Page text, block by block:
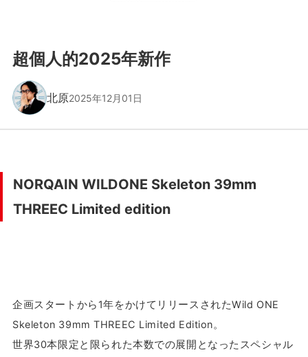
超個人的2025年新作
北原2025年12月01日
NORQAIN WILDONE Skeleton 39mm
THREEC Limited edition
企画スタートから1年をかけてリリースされたWild ONE
Skeleton 39mm THREEC Limited Edition。
世界30本限定と限られた本数での展開となったスペシャル